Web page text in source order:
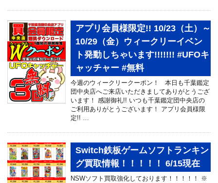
アプリ会員様限定!! 10/23（土）～
10/29（金）ウィークリーイベン
ト発動しちゃいます!!!!!!! #UFOキ
ャッチャー #無料
今週のウィークリークーポン！ 本日も千葉鑑定
団中央店へご来店いただきましてありがとうござ
います！ 感謝御礼!! いつも千葉鑑定団中央店の
ご利用ありがとうございます！ アプリ会員様限
定!! …
Switch鉄板ゲームソフトランキン
グ買取情報！！！！！ 6/15現在
NSWソフト買取強化しております！！！！！ ※